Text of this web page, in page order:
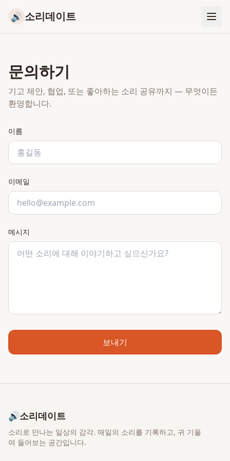
🔊 소리데이트
문의하기
기고 제안, 협업, 또는 좋아하는 소리 공유까지 — 무엇이든
환영합니다.
이름
이메일
메시지
보내기
🔊소리데이트
소리로 만나는 일상의 감각. 매일의 소리를 기록하고, 귀 기울
여 들어보는 공간입니다.